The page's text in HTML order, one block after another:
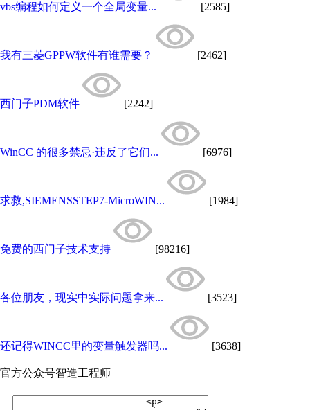
vbs编程如何定义一个全局变量... [2585]
我有三菱GPPW软件有谁需要？ [2462]
西门子PDM软件 [2242]
WinCC 的很多禁忌·违反了它们... [6976]
求救,SIEMENSSTEP7-MicroWIN... [1984]
免费的西门子技术支持 [98216]
各位朋友，现实中实际问题拿来... [3523]
还记得WINCC里的变量触发器吗... [3638]
官方公众号智造工程师